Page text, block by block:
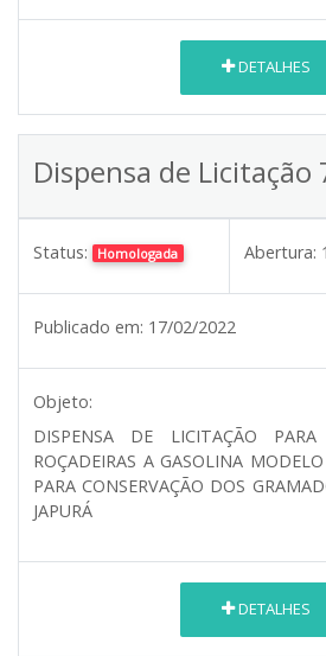
DETALHES
Dispensa de Licitação
Status: Homologada Abertura:
Publicado em: 17/02/2022
Objeto:
DISPENSA DE LICITAÇÃO
ROÇADEIRAS A GASOLINA
PARA CONSERVAÇÃO DOS
JAPURÁ
DETALHES